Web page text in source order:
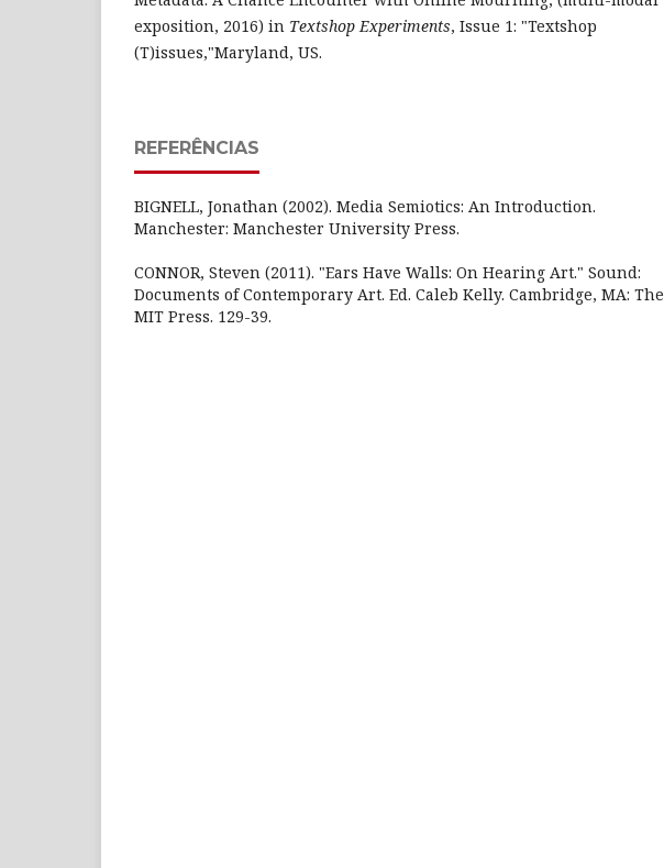
exposition, 2016) in Textshop Experiments, Issue 1: "Textshop
(T)issues,"Maryland, US.
REFERÊNCIAS
BIGNELL, Jonathan (2002). Media Semiotics: An Introduction.
Manchester: Manchester University Press.
CONNOR, Steven (2011). "Ears Have Walls: On Hearing Art." Sound:
Documents of Contemporary Art. Ed. Caleb Kelly. Cambridge, MA: The
MIT Press. 129-39.